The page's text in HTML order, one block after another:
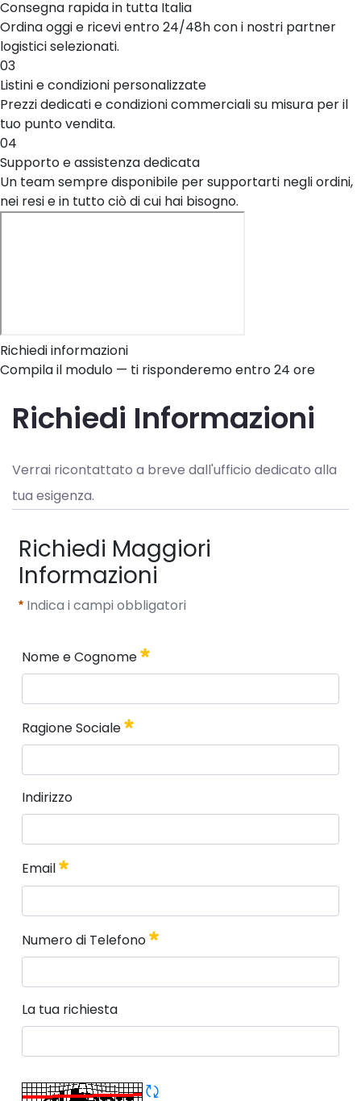
Consegna rapida in tutta Italia
Ordina oggi e ricevi entro 24/48h con i nostri partner
logistici selezionati.
03
Listini e condizioni personalizzate
Prezzi dedicati e condizioni commerciali su misura per il
tuo punto vendita.
04
Supporto e assistenza dedicata
Un team sempre disponibile per supportarti negli ordini,
nei resi e in tutto ciò di cui hai bisogno.
Richiedi informazioni
Compila il modulo — ti risponderemo entro 24 ore
Richiedi Informazioni
Verrai ricontattato a breve dall'ufficio dedicato alla
tua esigenza.
Richiedi Maggiori
Informazioni
Indica i campi obbligatori
Nome e Cognome
Obbligatorio
Ragione Sociale
Obbligatorio
Indirizzo
Email
Obbligatorio
Numero di Telefono
Obbligatorio
La tua richiesta
Rigene CAPTCHA